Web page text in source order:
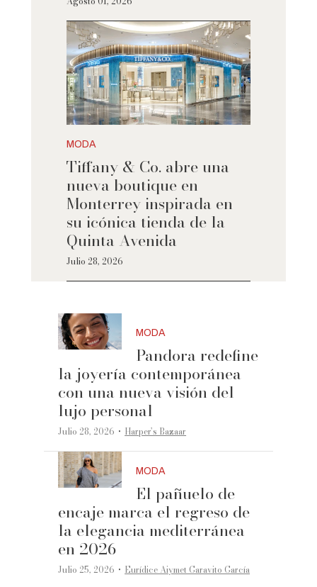
MODA
Tiffany & Co. abre una
nueva boutique en
Monterrey inspirada en
su icónica tienda de la
Quinta Avenida
Julio 28, 2026
MODA
Pandora redefine
la joyería contemporánea
con una nueva visión del
lujo personal
Julio 28, 2026 ·Harper’s Bazaar
MODA
El pañuelo de
encaje marca el regreso de
la elegancia mediterránea
en 2026
Julio 25, 2026 ·Eurídice Aiymet Garavito García